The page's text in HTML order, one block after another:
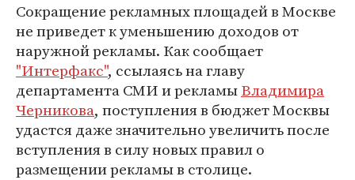
Сокращение рекламных площадей в Москве
не приведет к уменьшению доходов от
наружной рекламы. Как сообщает
"Интерфакс", ссылаясь на главу
департамента СМИ и рекламыВладимира
Черникова, поступления в бюджет Москвы
удастся даже значительно увеличить после
вступления в силу новых правил о
размещении рекламы в столице.